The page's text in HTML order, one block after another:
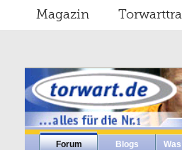
Magazin
Forum Blogs